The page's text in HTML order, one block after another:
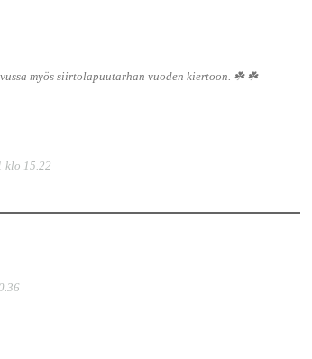
myös siirtolapuutarhan vuoden kiertoon. ☘️ ☘️
klo 15.22